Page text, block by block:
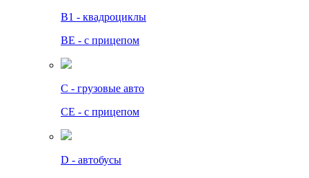
В1 - квадроциклы
BE - с прицепом
C - грузовые авто
СЕ - с прицепом
D - автобусы